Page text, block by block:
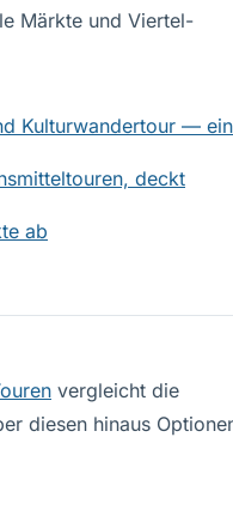
Märkte und Viertel-
Kulturwandertour —
deckt
ab
vergleicht die
diesen hinaus